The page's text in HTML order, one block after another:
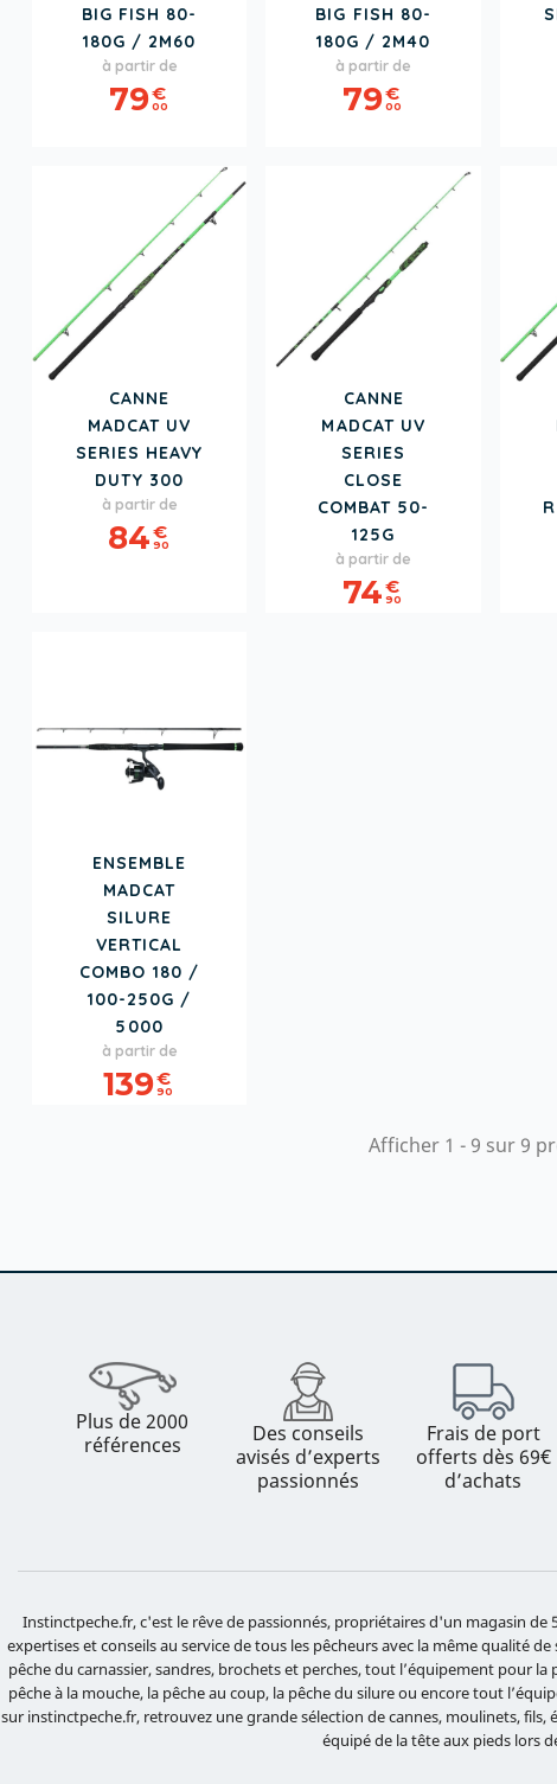
BIG FISH 80-
180G / 2M60
Prix
à partir de
79€
00
BIG FISH 80-
180G / 2M40
Prix
à partir de
79€
00
CANNE
MADCAT UV
SERIES HEAVY
DUTY 300
Prix
à partir de
84€
90
CANNE
MADCAT UV
SERIES
CLOSE
COMBAT 50-
125G
Prix
à partir de
74€
90
ENSEMBLE
MADCAT
SILURE
VERTICAL
COMBO 180 /
100-250G /
5000
Prix
à partir de
139€
90
Afficher 1 - 9 sur 9
Plus de 2000
références
Des conseils
avisés d’experts
passionnés
Frais de port
offerts dès 69€
d’achats
Instinctpeche.fr, c'est le rêve de passionnés, propriétaires d'un magasin
expertises et conseils au service de tous les pêcheurs avec la même qualité
pêche du carnassier, sandres, brochets et perches, tout l’équipement pour la
pêche à la mouche, la pêche au coup, la pêche du silure ou encore tout
sur instinctpeche.fr, retrouvez une grande sélection de cannes, moulinets,
équipé de la tête aux pieds lors